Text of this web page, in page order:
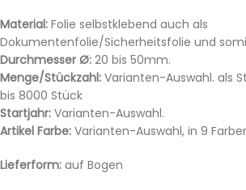
Material: Folie selbstklebend auch als
Dokumentenfolie/Sicherheitsfolie und
Durchmesser Ø: 20 bis 50mm.
Menge/Stückzahl: Varianten-Auswahl. als
bis 8000 Stück
Startjahr: Varianten-Auswahl.
Artikel Farbe: Varianten-Auswahl, in 9
Lieferform: auf Bogen